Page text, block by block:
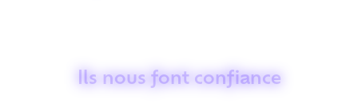
Ils nous font confiance